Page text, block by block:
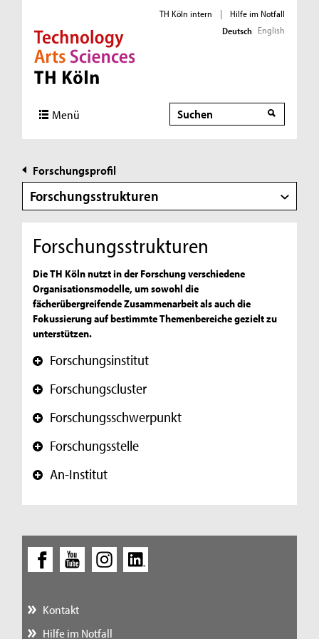
Direkt zur Hauptnavigation
Direkt zur Subnavigation
Direkt zum Inhalt
Direkt zum Fußbereich
TH Köln intern |
Hilfe im Notfall
Deutsch English
Menü Suche
Forschungsprofil
Forschungsstrukturen
Forschungsstrukturen
Die TH Köln nutzt in der Forschung verschiedene
Organisationsmodelle, um sowohl die
fächerübergreifende Zusammenarbeit als auch die
Fokussierung auf bestimmte Themenbereiche gezielt zu
unterstützen.
+ Forschungsinstitut
+ Forschungscluster
+ Forschungsschwerpunkt
+ Forschungsstelle
+ An-Institut
Kontakt
Hilfe im Notfall